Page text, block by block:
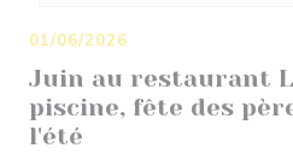
Juin au restaurant
piscine, fête des
l'été
01/06/2026